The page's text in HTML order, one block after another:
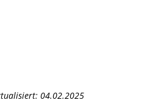
04.02.2025